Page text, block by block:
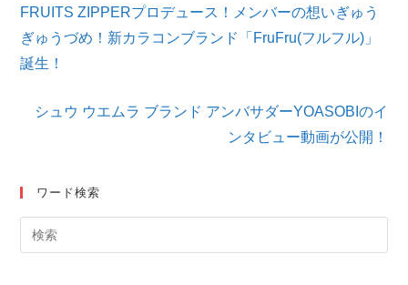
の
他
の
記
FRUITS ZIPPERプロデュース！メンバーの想いぎゅう
ぎゅうづめ！新カラコンブランド「FruFru(フルフル)」
誕生！
シュウ ウエムラ ブランド アンバサダーYOASOBIのイ
ンタビュー動画が公開！
ワード検索